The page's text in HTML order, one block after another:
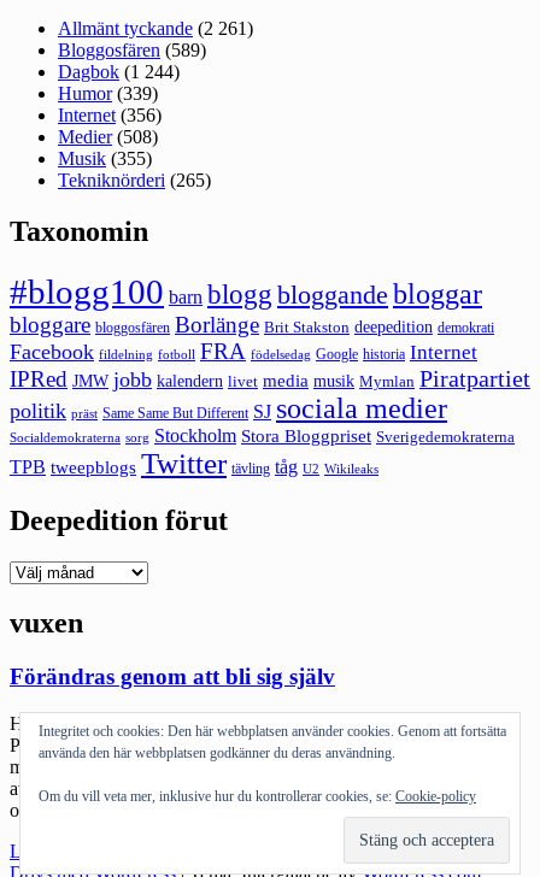
Allmänt tyckande (2 261)
Bloggosfären (589)
Dagbok (1 244)
Humor(339)
Internet (356)
Medier(508)
Musik (355)
Tekniknörderi (265)
Taxonomin
#blogg100 barn blogg bloggande bloggar
bloggare bloggosfären Borlänge Brit Stakston deepedition demokrati
Facebook fildelning fotboll FRA födelsedag Google historia Internet
IPRed JMW jobb kalendern livet media musik Mymlan Piratpartiet
politik präst Same Same But Different SJ sociala medier
Socialdemokraterna sorg Stockholm Stora Bloggpriset Sverigedemokraterna
TPB tweepblogs Twitter tävling tåg U2 Wikileaks
Deepedition förut
Deepedition
vuxen
Förändras genom att bli sig själv
Hur har er dag varit? En bra dag helt enkelt. Så avslutar Il
Professore (jodå, jag vet vad han heter på riktigt – han sitter snett
mittemot mig i det öppna kontorslandskapet när jag är i Sthlm :)) en
av rapporterna från deras Dubairesa. En riktigt bra dag. Det har jag
också haft idag men […]
Läs mer
genom
Drivs med WordPress |Tema: Intergalactic avWordPress.com.
Integritet och cookies: Den här webbplatsen använder cookies. Genom att fortsätta
använda den här webbplatsen godkänner du deras användning.
Om du vill veta mer, inklusive hur du kontrollerar cookies, se: Cookie-policy